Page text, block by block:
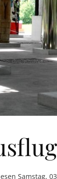
Samstag,